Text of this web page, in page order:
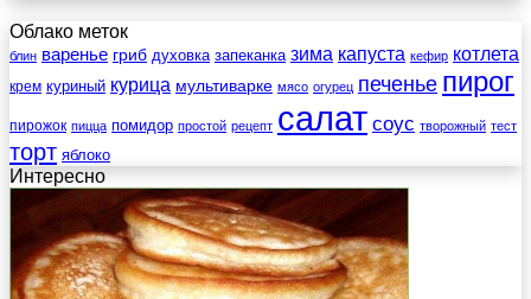
Облако меток
блин варенье гриб духовка запеканка зима капуста кефир котлета
крем куриный курица мультиварке мясо огурец печенье пирог
пирожок пицца помидор простой рецепт салат соус творожный тест
торт яблоко
Интересно